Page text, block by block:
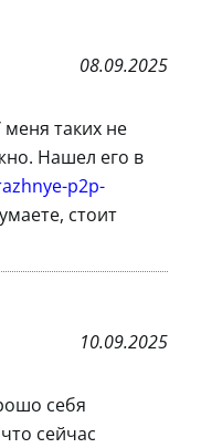
08.09.2025
меня таких не
Нашел его в
p2p-
стоит
10.09.2025
себя
сейчас